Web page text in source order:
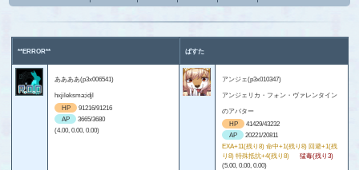
**ERROR** ぱすた
ああああ(p3x006541)
hxjileksma;idjl
HP
91216/91216
AP
3665/3680
(4.00, 0.00, 0.00)
アンジェ(p3x010347)
アンジェリカ・フォン・ヴァレンタイン
のアバター
HP
41429/43232
AP
20221/20811
EXA+11(残り8) 命中+1(残り8) 回避+1(残
り8) 特殊抵抗+4(残り8)
猛毒(残り3)
(5.00, 0.00, 0.00)